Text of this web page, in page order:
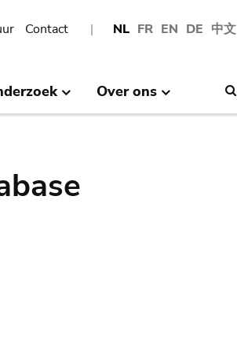
NL FR EN DE 中文
Contact
Over ons